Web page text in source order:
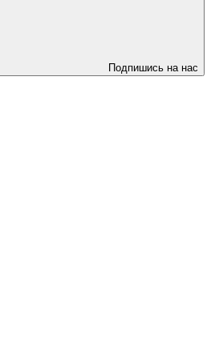
Подпишись на нас